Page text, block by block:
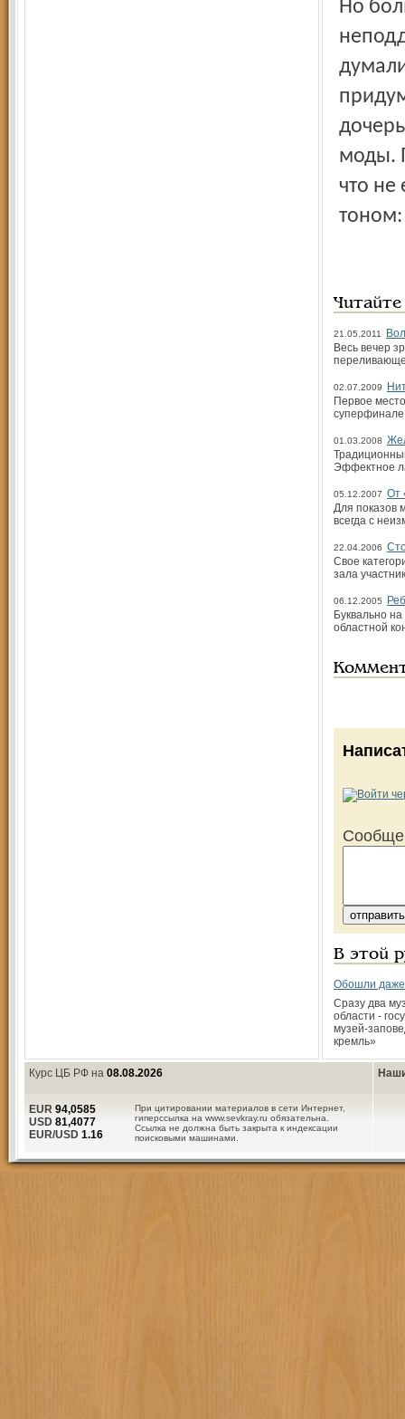
Но
моды.
что не
тоном:
21.05.2011
Весь вечер
02.07.2009
Первое
01.03.2008
Эффектное
05.12.2007 От
Для показов
всегда с
22.04.2006
Свое
зала
06.12.2005
Буквально
областной
В этой
Обошли даже
Сразу два
области -
музей-
кремль»
Курс ЦБ РФ на 08.08.2026
При цитировании материалов в сети Интернет,
гиперссылка на www.sevkray.ru обязательна.
Ссылка не должна быть закрыта к индексации
поисковыми машинами.
EUR 94,0585
USD 81,4077
EUR/USD 1.16